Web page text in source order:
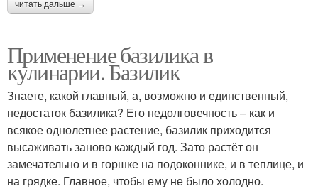
читать дальше →
Применение базилика в
кулинарии. Базилик
Знаете, какой главный, а, возможно и единственный,
недостаток базилика? Его недолговечность – как и
всякое однолетнее растение, базилик приходится
высаживать заново каждый год. Зато растёт он
замечательно и в горшке на подоконнике, и в теплице, и
на грядке. Главное, чтобы ему не было холодно.